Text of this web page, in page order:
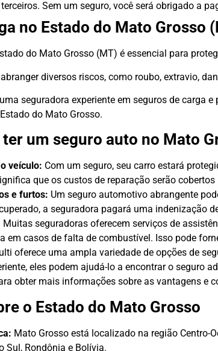
Sem um seguro, você será obrigado a
no Estado do Mato Grosso
do Mato Grosso (MT) é essencial para
diversos riscos, como roubo, extravio,
seguradora experiente em seguros de carga
do Mato Grosso.
um seguro auto no Mato
veículo: Com um seguro, seu carro estará
que os custos de reparação serão
e furtos: Um seguro automotivo abrangente
a seguradora pagará uma indenização
Muitas seguradoras oferecem serviços de
em casos de falta de combustível. Isso pode
oferece uma ampla variedade de opções de
eles podem ajudá-lo a encontrar o seguro
obter mais informações sobre as vantagens e
o Estado do Mato Grosso
Mato Grosso está localizado na região Centro-
Sul, Rondônia e Bolívia.